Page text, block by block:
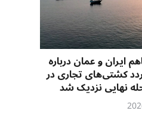
ایران و عمان درباره
کشتی‌های تجاری در
نهایی نزدیک شد